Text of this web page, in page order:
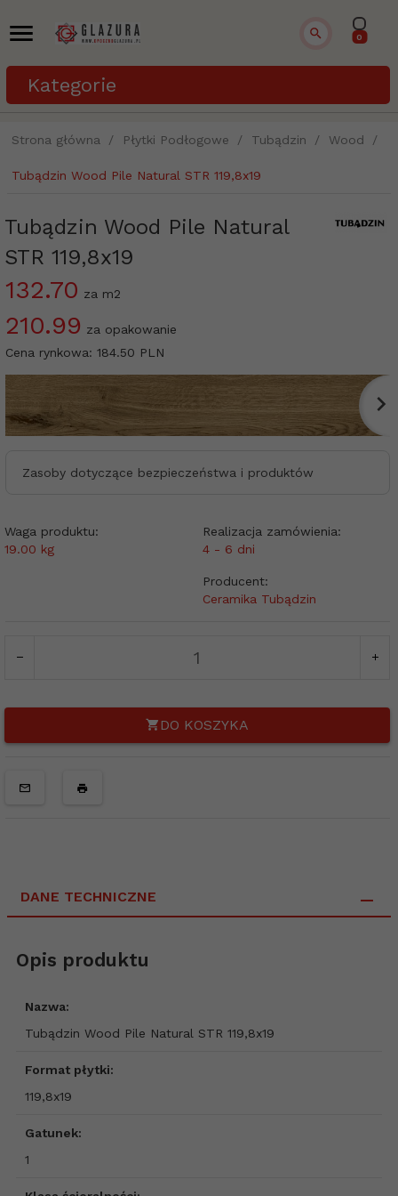
Kategorie
0
Strona główna Płytki Podłogowe Tubądzin Wood
Tubądzin Wood Pile Natural STR 119,8x19
Tubądzin Wood Pile Natural
STR 119,8x19
132.70 za m2
210.99 za opakowanie
Cena rynkowa: 184.50 PLN
Zasoby dotyczące bezpieczeństwa i produktów
Waga produktu:
19.00 kg
Realizacja zamówienia:
4 - 6 dni
Producent:
Ceramika Tubądzin
DO KOSZYKA
DANE TECHNICZNE
Opis produktu
Nazwa:
Tubądzin Wood Pile Natural STR 119,8x19
Format płytki:
119,8x19
Gatunek:
1